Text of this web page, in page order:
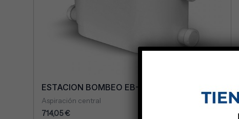
ESTACION BOMBEO EB-705 CICLON LS
Aspiración central
714,05€